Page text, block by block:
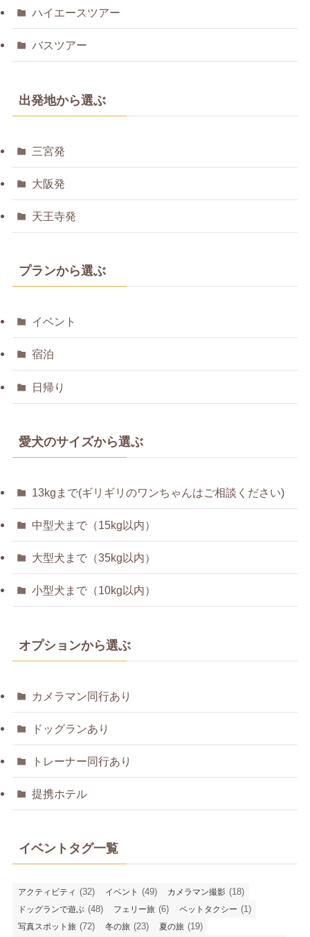
ハイエースツアー
バスツアー
出発地から選ぶ
三宮発
大阪発
天王寺発
プランから選ぶ
イベント
宿泊
日帰り
愛犬のサイズから選ぶ
13kgまで(ギリギリのワンちゃんはご相談ください)
中型犬まで（15kg以内）
大型犬まで（35kg以内）
小型犬まで（10kg以内）
オプションから選ぶ
カメラマン同行あり
ドッグランあり
トレーナー同行あり
提携ホテル
イベントタグ一覧
アクティビティ (32) イベント (49) カメラマン撮影 (18)
ドッグランで遊ぶ (48) フェリー旅 (6) ペットタクシー (1)
写真スポット旅 (72) 冬の旅 (23) 夏の旅 (19)